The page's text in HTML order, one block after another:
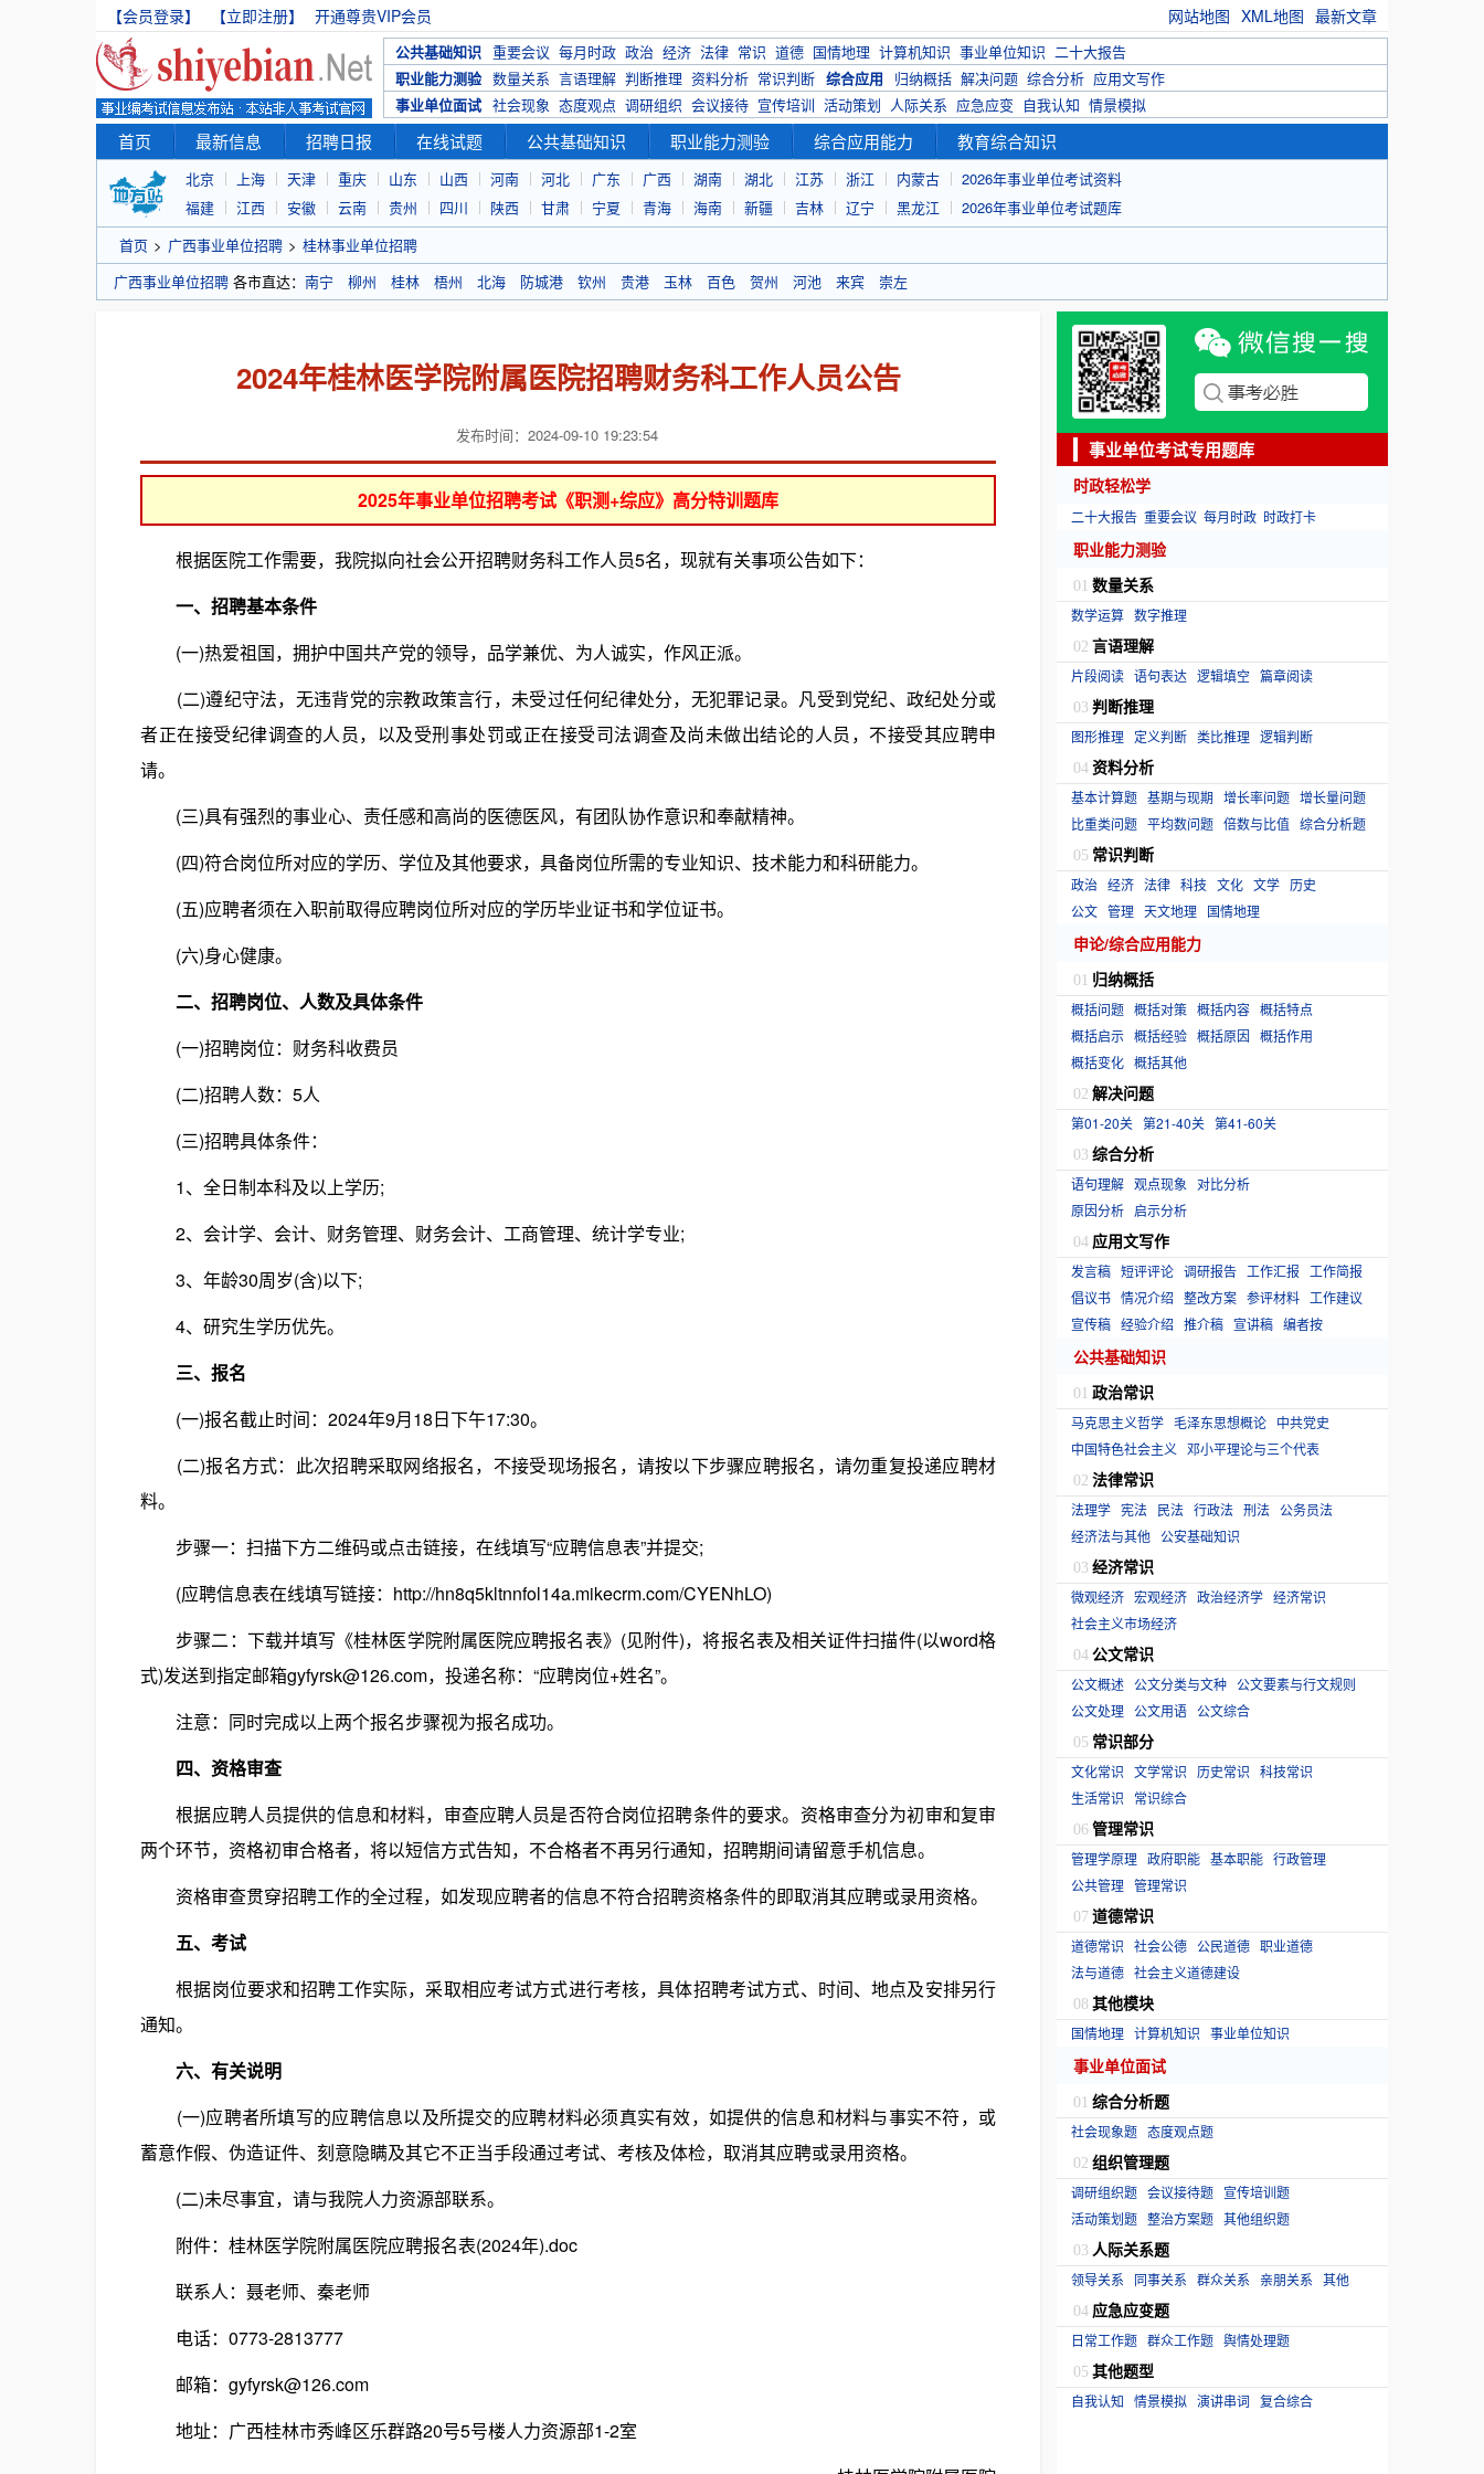
【会员登录】 【立即注册】 开通尊贵VIP会员 网站地图 XML地图 最新文章
公共基础知识 重要会议 每月时政 政治 经济 法律 常识 道德 国情地理 计算机知识 事业单位知识 二十大报告
职业能力测验 数量关系 言语理解 判断推理 资料分析 常识判断 综合应用 归纳概括 解决问题 综合分析 应用文写作
事业单位面试 社会现象 态度观点 调研组织 会议接待 宣传培训 活动策划 人际关系 应急应变 自我认知 情景模拟
首页 最新信息 招聘日报 在线试题 公共基础知识 职业能力测验 综合应用能力 教育综合知识
北京 上海 天津 重庆 山东 山西 河南 河北 广东 广西 湖南 湖北 江苏 浙江 内蒙古
2026年事业单位考试资料
福建
江西 安徽 云南 贵州 四川 陕西 甘肃 宁夏 青海 海南 新疆 吉林 辽宁 黑龙江
2026年事业单位考试题库
首页 > 广西事业单位招聘 > 桂林事业单位招聘
广西事业单位招聘 各市直达： 南宁 柳州 桂林 梧州 北海 防城港 钦州 贵港 玉林 百色 贺州 河池 来宾 崇左
2024年桂林医学院附属医院招聘财务科工作人员公告
发布时间：2024-09-10 19:23:54
2025年事业单位招聘考试《职测+综应》高分特训题库
根据医院工作需要，我院拟向社会公开招聘财务科工作人员5名，现就有关事项公告如下：
一、招聘基本条件
(一)热爱祖国，拥护中国共产党的领导，品学兼优、为人诚实，作风正派。
(二)遵纪守法，无违背党的宗教政策言行，未受过任何纪律处分，无犯罪记录。凡受到党纪、政纪处分或
者正在接受纪律调查的人员，以及受刑事处罚或正在接受司法调查及尚未做出结论的人员，不接受其应聘申
请。
(三)具有强烈的事业心、责任感和高尚的医德医风，有团队协作意识和奉献精神。
(四)符合岗位所对应的学历、学位及其他要求，具备岗位所需的专业知识、技术能力和科研能力。
(五)应聘者须在入职前取得应聘岗位所对应的学历毕业证书和学位证书。
(六)身心健康。
二、招聘岗位、人数及具体条件
(一)招聘岗位：财务科收费员
(二)招聘人数：5人
(三)招聘具体条件：
1、全日制本科及以上学历;
2、会计学、会计、财务管理、财务会计、工商管理、统计学专业;
3、年龄30周岁(含)以下;
4、研究生学历优先。
三、报名
(一)报名截止时间：2024年9月18日下午17:30。
(二)报名方式：此次招聘采取网络报名，不接受现场报名，请按以下步骤应聘报名，请勿重复投递应聘材
料。
步骤一：扫描下方二维码或点击链接，在线填写“应聘信息表”并提交;
(应聘信息表在线填写链接：http://hn8q5kltnnfol14a.mikecrm.com/CYENhLO)
步骤二：下载并填写《桂林医学院附属医院应聘报名表》(见附件)，将报名表及相关证件扫描件(以word格
式)发送到指定邮箱gyfyrsk@126.com，投递名称：“应聘岗位+姓名”。
注意：同时完成以上两个报名步骤视为报名成功。
四、资格审查
根据应聘人员提供的信息和材料，审查应聘人员是否符合岗位招聘条件的要求。资格审查分为初审和复审
两个环节，资格初审合格者，将以短信方式告知，不合格者不再另行通知，招聘期间请留意手机信息。
资格审查贯穿招聘工作的全过程，如发现应聘者的信息不符合招聘资格条件的即取消其应聘或录用资格。
五、考试
根据岗位要求和招聘工作实际，采取相应考试方式进行考核，具体招聘考试方式、时间、地点及安排另行
通知。
六、有关说明
(一)应聘者所填写的应聘信息以及所提交的应聘材料必须真实有效，如提供的信息和材料与事实不符，或
蓄意作假、伪造证件、刻意隐瞒及其它不正当手段通过考试、考核及体检，取消其应聘或录用资格。
(二)未尽事宜，请与我院人力资源部联系。
附件：桂林医学院附属医院应聘报名表(2024年).doc
联系人：聂老师、秦老师
电话：0773-2813777
邮箱：gyfyrsk@126.com
地址：广西桂林市秀峰区乐群路20号5号楼人力资源部1-2室
事业单位考试专用题库
时政轻松学
二十大报告 重要会议 每月时政 时政打卡
职业能力测验
01 数量关系
数学运算 数字推理
02 言语理解
片段阅读 语句表达 逻辑填空 篇章阅读
03 判断推理
图形推理 定义判断 类比推理 逻辑判断
04 资料分析
基本计算题 基期与现期 增长率问题 增长量问题
比重类问题 平均数问题 倍数与比值 综合分析题
05 常识判断
政治 经济 法律 科技 文化 文学 历史
公文 管理 天文地理 国情地理
申论/综合应用能力
01 归纳概括
概括问题 概括对策 概括内容 概括特点
概括启示 概括经验 概括原因 概括作用
概括变化 概括其他
02 解决问题
第01-20关 第21-40关 第41-60关
03 综合分析
语句理解 观点现象 对比分析
原因分析 启示分析
04 应用文写作
发言稿 短评评论 调研报告 工作汇报
工作简报
倡议书 情况介绍 整改方案 参评材料 工作建议
宣传稿 经验介绍 推介稿 宣讲稿 编者按
公共基础知识
01 政治常识
马克思主义哲学 毛泽东思想概论 中共党史
中国特色社会主义 邓小平理论与三个代表
02 法律常识
法理学 宪法 民法 行政法 刑法 公务员法
经济法与其他 公安基础知识
03 经济常识
微观经济 宏观经济 政治经济学 经济常识
社会主义市场经济
04 公文常识
公文概述 公文分类与文种 公文要素与行文规则
公文处理 公文用语 公文综合
05 常识部分
文化常识 文学常识 历史常识 科技常识
生活常识
常识综合
06 管理常识
管理学原理 政府职能 基本职能 行政管理
公共管理 管理常识
07 道德常识
道德常识 社会公德 公民道德 职业道德
法与道德 社会主义道德建设
08 其他模块
国情地理 计算机知识 事业单位知识
事业单位面试
01 综合分析题
社会现象题 态度观点题
02 组织管理题
调研组织题 会议接待题 宣传培训题
活动策划题 整治方案题 其他组织题
03 人际关系题
领导关系 同事关系 群众关系 亲朋关系 其他
04 应急应变题
日常工作题 群众工作题 舆情处理题
05 其他题型
自我认知 情景模拟 演讲串词 复合综合